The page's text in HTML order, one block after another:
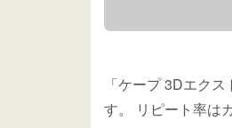
「ケープ 3Dエク
す。
リピート率は